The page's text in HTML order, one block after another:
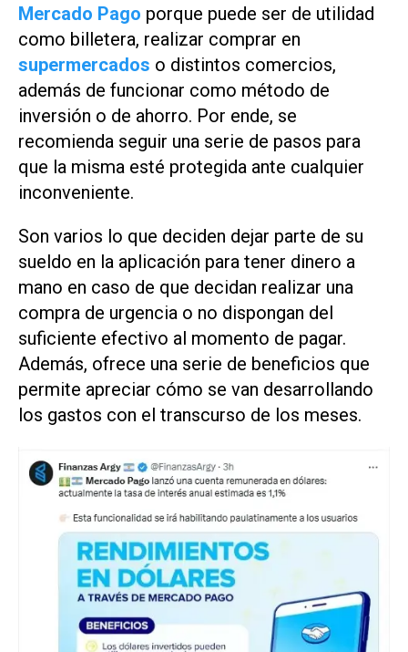
Mercado Pago porque puede ser de utilidad
como billetera, realizar comprar en
supermercados o distintos comercios,
además de funcionar como método de
inversión o de ahorro. Por ende, se
recomienda seguir una serie de pasos para
que la misma esté protegida ante cualquier
inconveniente.
Son varios lo que deciden dejar parte de su
sueldo en la aplicación para tener dinero a
mano en caso de que decidan realizar una
compra de urgencia o no dispongan del
suficiente efectivo al momento de pagar.
Además, ofrece una serie de beneficios que
permite apreciar cómo se van desarrollando
los gastos con el transcurso de los meses.